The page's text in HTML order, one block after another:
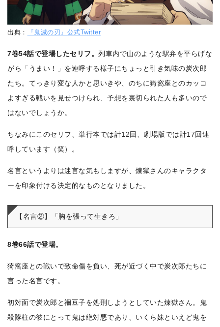
出典： 『鬼滅の刃』公式Twitter
7巻54話で登場したセリフ。列車内で山のような駅弁を平らげな
がら「うまい！」を連呼する様子にちょっと引き気味の炭次郎
たち。てっきり変な人かと思いきや、のちに猗窩座とのカッコ
よすぎる戦いを見せつけられ、予想を裏切られた人も多いので
はないでしょうか。
ちなみにこのセリフ、単行本では計12回、劇場版では計17回連
呼しています（笑）。
名言というよりは迷言な気もしますが、煉獄さんのキャラクタ
ーを印象付ける決定的なものとなりました。
【名言②】「胸を張って生きろ」
8巻66話で登場。
猗窩座との戦いで致命傷を負い、死が近づく中で炭次郎たちに
言った名言です。
初対面で炭次郎と禰豆子を処刑しようとしていた煉獄さん。鬼
殺隊柱の彼にとって鬼は絶対悪であり、いくら妹といえど鬼を